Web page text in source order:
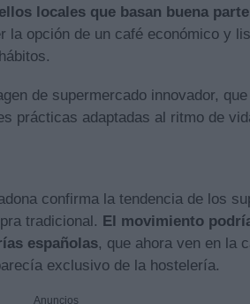
locales que basan buena
la opción de un café económico y
de supermercado innovador,
prácticas adaptadas al ritmo de
confirma la tendencia de los
tradicional. El movimiento
españolas, que ahora ven en la
exclusivo de la hostelería.
Anuncios